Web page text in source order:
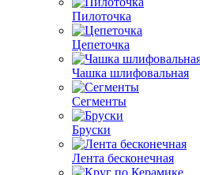
Пилоточка
Цепеточка
Чашка шлифовальная
Сегменты
Бруски
Лента бесконечная